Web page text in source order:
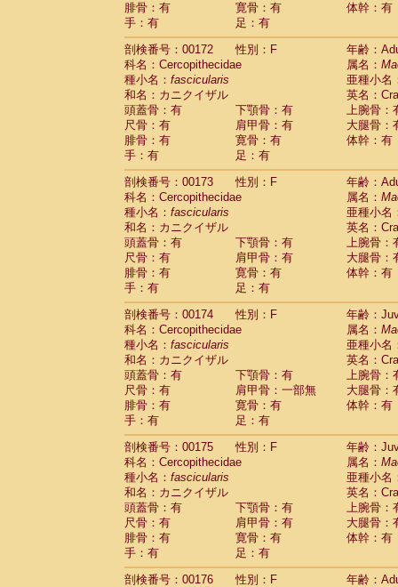
腓骨：有
寛骨：有
体幹：有
手：有
足：有
剖検番号：00172
性別：F
年齢：
科名：Cercopithecidae
属名：
種小名： fascicularis
亜種小名
和名：カニクイザル
英名：
頭蓋骨：有
下顎骨：有
上腕骨：
尺骨：有
肩甲骨：有
大腿骨：
腓骨：有
寛骨：有
体幹：有
手：有
足：有
剖検番号：00173
性別：F
年齢：
科名：Cercopithecidae
属名：
種小名： fascicularis
亜種小名
和名：カニクイザル
英名：
頭蓋骨：有
下顎骨：有
上腕骨：
尺骨：有
肩甲骨：有
大腿骨：
腓骨：有
寛骨：有
体幹：有
手：有
足：有
剖検番号：00174
性別：F
年齢：
科名：Cercopithecidae
属名：
種小名： fascicularis
亜種小名
和名：カニクイザル
英名：
頭蓋骨：有
下顎骨：有
上腕骨：
尺骨：有
肩甲骨：一部無
大腿骨：
腓骨：有
寛骨：有
体幹：有
手：有
足：有
剖検番号：00175
性別：F
年齢：
科名：Cercopithecidae
属名：
種小名： fascicularis
亜種小名
和名：カニクイザル
英名：
頭蓋骨：有
下顎骨：有
上腕骨：
尺骨：有
肩甲骨：有
大腿骨：
腓骨：有
寛骨：有
体幹：有
手：有
足：有
剖検番号：00176
性別：F
年齢：